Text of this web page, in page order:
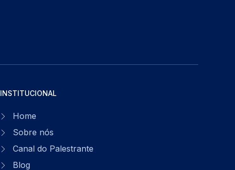
INSTITUCIONAL
Home
Sobre nós
Canal do Palestrante
Blog